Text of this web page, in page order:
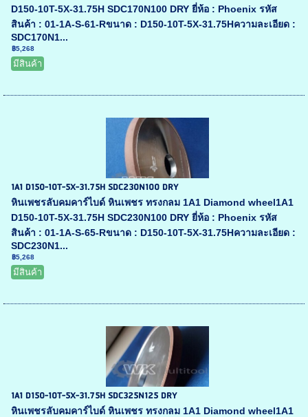
D150-10T-5X-31.75H SDC170N100 DRY ยี่ห้อ : Phoenix รหัส
สินค้า : 01-1A-S-61-Rขนาด : D150-10T-5X-31.75Hความละเอียด :
SDC170N1...
฿5,268
มีสินค้า
1A1 D150-10T-5X-31.75H SDC230N100 DRY
หินเพชรลับคมคาร์ไบด์ หินเพชร ทรงกลม 1A1 Diamond wheel1A1
D150-10T-5X-31.75H SDC230N100 DRY ยี่ห้อ : Phoenix รหัส
สินค้า : 01-1A-S-65-Rขนาด : D150-10T-5X-31.75Hความละเอียด :
SDC230N1...
฿5,268
มีสินค้า
1A1 D150-10T-5X-31.75H SDC325N125 DRY
หินเพชรลับคมคาร์ไบด์ หินเพชร ทรงกลม 1A1 Diamond wheel1A1